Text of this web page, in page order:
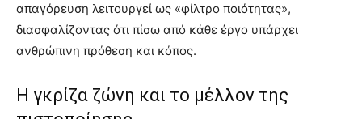
απαγόρευση λειτουργεί ως «φίλτρο ποιότητας»,
διασφαλίζοντας ότι πίσω από κάθε έργο υπάρχει
ανθρώπινη πρόθεση και κόπος.
Η γκρίζα ζώνη και το μέλλον της